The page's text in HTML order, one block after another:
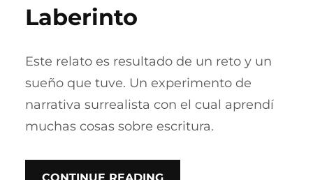
Laberinto
Este relato es resultado de un reto y un
sueño que tuve. Un experimento de
narrativa surrealista con el cual aprendí
muchas cosas sobre escritura.
CONTINUE READING